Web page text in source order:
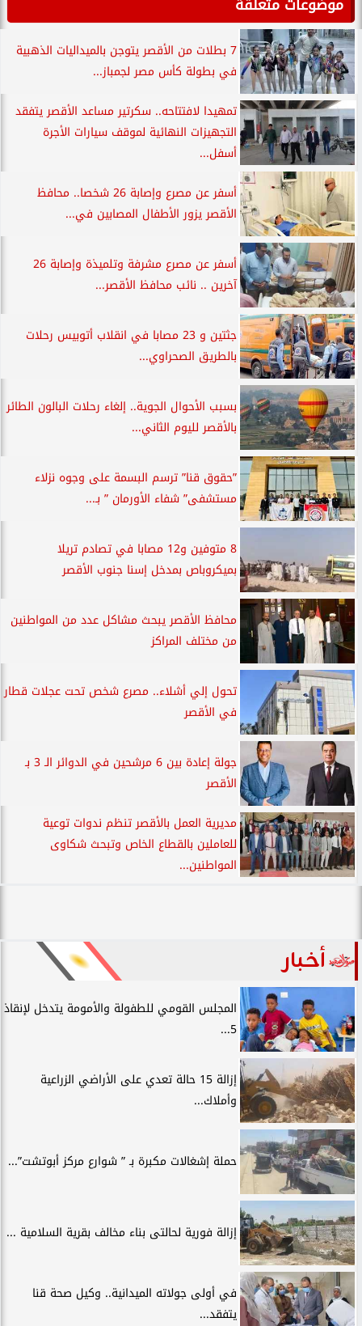
7 بطلات من الأقصر يتوجن بالميداليات الذهبية
في بطولة كأس مصر لجمباز...
تمهيدا لافتتاحه.. سكرتير مساعد الأقصر يتفقد
التجهيزات النهائية لموقف سيارات الأجرة
أسفل...
أسفر عن مصرع وإصابة 26 شخصا.. محافظ
الأقصر يزور الأطفال المصابين في...
أسفر عن مصرع مشرفة وتلميذة وإصابة 26
آخرين .. نائب محافظ الأقصر...
جثتين و 23 مصابا في انقلاب أتوبيس رحلات
بالطريق الصحراوي...
بسبب الأحوال الجوية.. إلغاء رحلات البالون الطائر
بالأقصر لليوم الثاني...
”حقوق قنا” ترسم البسمة على وجوه نزلاء
مستشفى” شفاء الأورمان ” بـ...
8 متوفين و12 مصابا في تصادم تريلا
بميكروباص بمدخل إسنا جنوب الأقصر
محافظ الأقصر يبحث مشاكل عدد من المواطنين
من مختلف المراكز
تحول إلي أشلاء.. مصرع شخص تحت عجلات قطار
في الأقصر
جولة إعادة بين 6 مرشحين في الدوائر الـ 3 بـ
الأقصر
مديرية العمل بالأقصر تنظم ندوات توعية
للعاملين بالقطاع الخاص وتبحث شكاوى
المواطنين...
أخبار
المجلس القومي للطفولة والأمومة يتدخل لإنقاذ
5...
إزالة 15 حالة تعدي على الأراضي الزراعية
وأملاك...
حملة إشغالات مكبرة بـ ” شوارع مركز أبوتشت”...
إزالة فورية لحالتى بناء مخالف بقرية السلامية ...
في أولى جولاته الميدانية.. وكيل صحة قنا
يتفقد...